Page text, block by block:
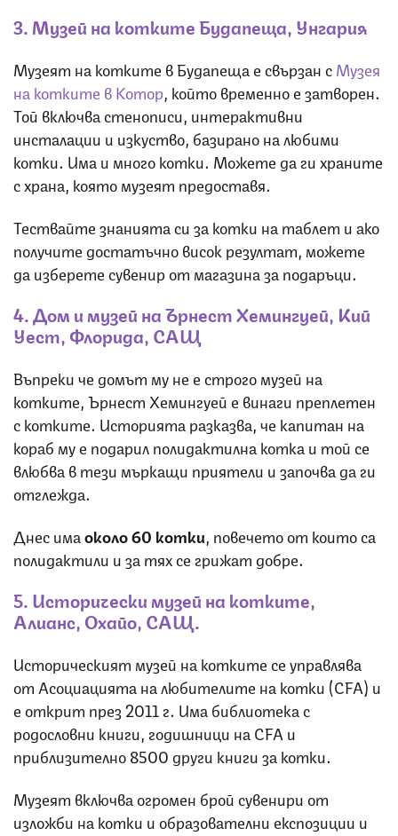
3. Музей на котките Будапеща, Унгария
Музеят на котките в Будапеща е свързан сМузея
на котките в Котор , който временно е затворен.
Той включва стенописи, интерактивни
инсталации и изкуство, базирано на любими
котки. Има и много котки. Можете да ги храните
с храна, която музеят предоставя.
Тествайте знанията си за котки на таблет и ако
получите достатъчно висок резултат, можете
да изберете сувенир от магазина за подаръци.
4. Дом и музей на Ърнест Хемингуей, Кий
Уест, Флорида, САЩ
Въпреки че домът му не е строго музей на
котките, Ърнест Хемингуей е винаги преплетен
с котките. Историята разказва, че капитан на
кораб му е подарил полидактилна котка и той се
влюбва в тези мъркащи приятели и започва да ги
отглежда.
Днес имаоколо 60 котки , повечето от които са
полидактили и за тях се грижат добре.
5. Исторически музей на котките,
Алианс, Охайо, САЩ.
Историческият музей на котките се управлява
от Асоциацията на любителите на котки (CFA) и
е открит през 2011 г. Има библиотека с
родословни книги, годишници на CFA и
приблизително 8500 други книги за котки.
Музеят включва огромен брой сувенири от
изложби на котки и образователни експозиции и